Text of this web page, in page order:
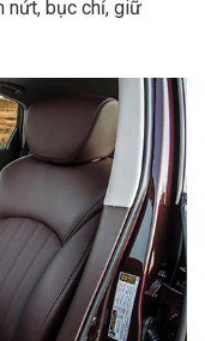
nứt, bục chỉ, giữ